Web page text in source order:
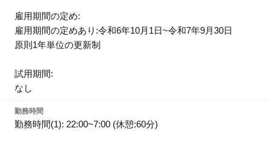
雇用期間の定め:
雇用期間の定めあり:令和6年10月1日~令和7年9月30日
原則1年単位の更新制
試用期間:
なし
勤務時間
勤務時間(1): 22:00~7:00 (休憩:60分)